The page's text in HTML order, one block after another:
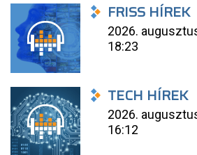
FRISS HÍREK
2026.
18:23
TECH HÍREK
2026.
16:12